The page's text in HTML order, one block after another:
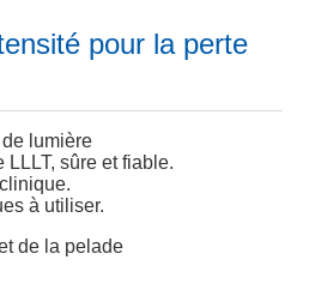
pour la perte
lumière
sûre et fiable.
à utiliser.
de la pelade